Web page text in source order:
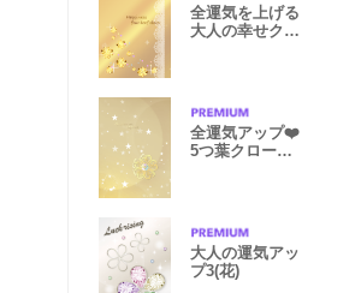
全運気を上げる
大人の幸せクロ
全運気アップ❤️
5つ葉クローバ
大人の運気アッ
プ3(花)